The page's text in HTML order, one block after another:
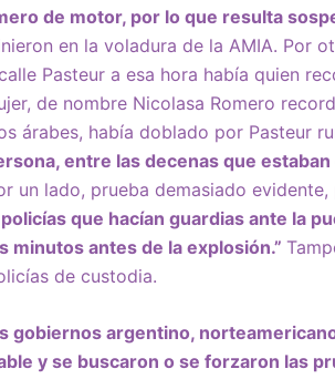
de motor, por lo que resulta
en la voladura de la AMIA. Por
Pasteur a esa hora había quien
de nombre Nicolasa Romero
árabes, había doblado por Pasteur
entre las decenas que
un lado, prueba demasiado
que hacían guardias ante la
antes de la explosión.”
de custodia.
gobiernos argentino,
y se buscaron o se forzaron las